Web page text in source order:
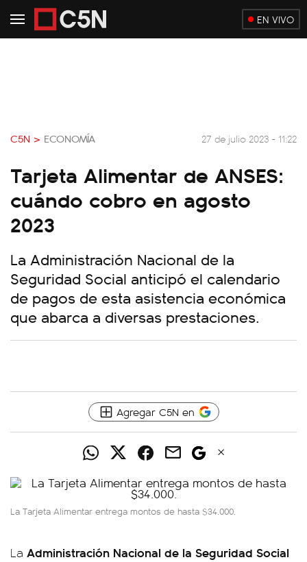
EN VIVO
C5N > ECONOMÍA 27 de julio 2023 - 11:22
Tarjeta Alimentar de ANSES:
cuándo cobro en agosto
2023
La Administración Nacional de la
Seguridad Social anticipó el calendario
de pagos de esta asistencia económica
que abarca a diversas prestaciones.
Agregar C5N en
La Tarjeta Alimentar entrega montos de hasta $34.000.
La Administración Nacional de la Seguridad Social